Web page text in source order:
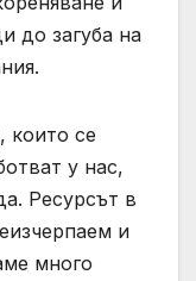
до загуба на
които се
у нас,
Ресурсът в
и
много